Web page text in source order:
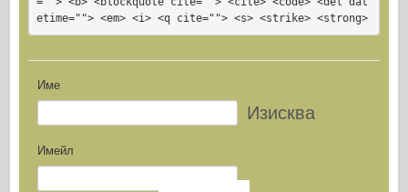
etime=""> <em> <i> <q cite=""> <s> <strike> <strong>
Име
Изисква
Имейл